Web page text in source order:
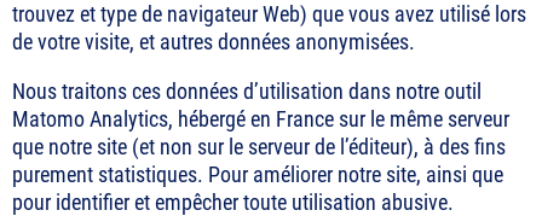
trouvez et type de navigateur Web) que vous avez utilisé lors
de votre visite, et autres données anonymisées.
Nous traitons ces données d’utilisation dans notre outil
Matomo Analytics, hébergé en France sur le même serveur
que notre site (et non sur le serveur de l’éditeur), à des fins
purement statistiques. Pour améliorer notre site, ainsi que
pour identifier et empêcher toute utilisation abusive.